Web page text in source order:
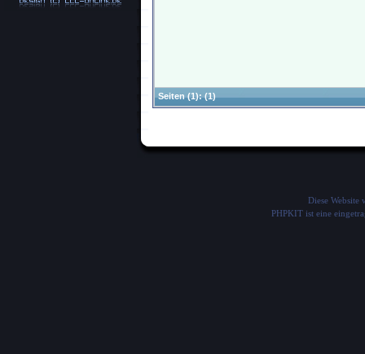
Seiten(1):(1)
Diese Website
PHPKIT ist eine